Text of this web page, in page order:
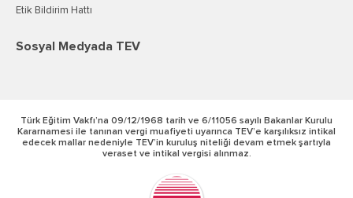
Etik Bildirim Hattı
Sosyal Medyada TEV
Türk Eğitim Vakfı’na 09/12/1968 tarih ve 6/11056 sayılı Bakanlar Kurulu
Kararnamesi ile tanınan vergi muafiyeti uyarınca TEV’e karşılıksız intikal
edecek mallar nedeniyle TEV’in kuruluş niteliği devam etmek şartıyla
veraset ve intikal vergisi alınmaz.